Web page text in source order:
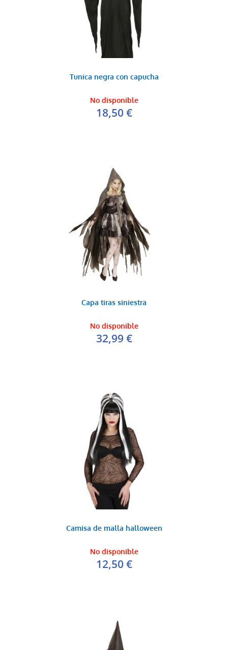
Tunica negra con capucha
No disponible
18,50 €
Capa tiras siniestra
No disponible
32,99 €
Camisa de malla halloween
No disponible
12,50 €